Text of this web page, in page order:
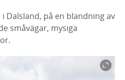
i Dalsland, på en blandning av
småvägar, mysiga